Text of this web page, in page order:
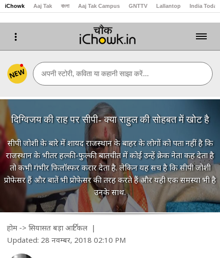
iChowk Aaj Tak বাংলা Aaj Tak Campus GNTTV Lallantop India Today
NEW अपनी स्टोरी, कविता या कहानी साझा करें...
दिग्विजय की राह पर सीपी- क्या राहुल की सोहबत में खोट है
सीपी जोशी के बारे में शायद राजस्थान के बाहर के लोगों को पता नहीं है कि
राजस्थान के भीतर हल्की-फुल्की बातचीत में कोई उन्हें क्रेक नेता कह देता है
तो कभी गंभीर फिलॉस्फर करार देता है. लेकिन यह सच है कि सीपी जोशी
प्रोफेसर हैं और बातें भी प्रोफेसर की तरह करते हैं और यही एक समस्या भी है
उनके साथ.
होम-> सियासत बड़ा आर्टिकल |
Updated: 28 नवम्बर, 2018 02:10 PM